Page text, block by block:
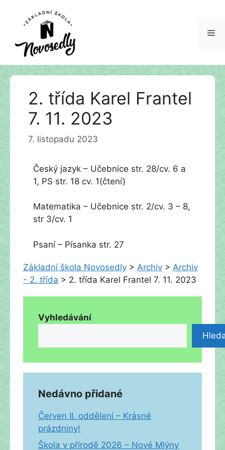
Přeskočit
2. třída Karel Frantel
7. 11. 2023
7. listopadu 2023
Český jazyk – Učebnice str. 28/cv. 6 a
1, PS str. 18 cv. 1(čtení)
Matematika – Učebnice str. 2/cv. 3 – 8,
str 3/cv. 1
Psaní – Písanka str. 27
Základní škola Novosedly > Archiv > Archiv
- 2. třída > 2. třída Karel Frantel 7. 11. 2023
Vyhledávání
Nedávno přidané
Červen II. oddělení – Krásné
prázdniny!
Škola v přírodě 2026 – Nové Mlýny